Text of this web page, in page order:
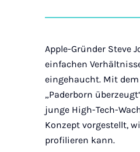
Apple-Gründer Steve
einfachen
eingehaucht. Mit dem
„Paderborn
junge High-Tech-
Konzept vorgestellt,
profilieren kann.